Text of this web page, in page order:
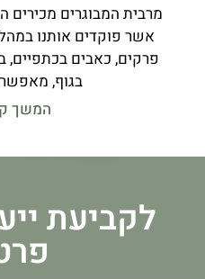
מרבית המבוגרים מכירים
אשר פוקדים אותנו
פרקים, כאבים בכתפיים,
בגוף,
המשך
לקביעת